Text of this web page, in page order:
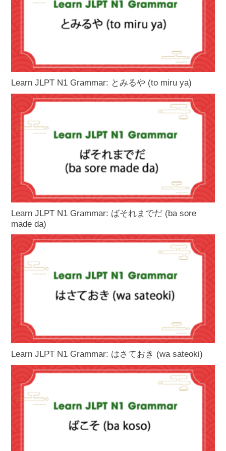
Learn JLPT N1 Grammar: とみるや (to miru ya)
Learn JLPT N1 Grammar: ばそれまでだ (ba sore
made da)
Learn JLPT N1 Grammar: はさておき (wa sateoki)